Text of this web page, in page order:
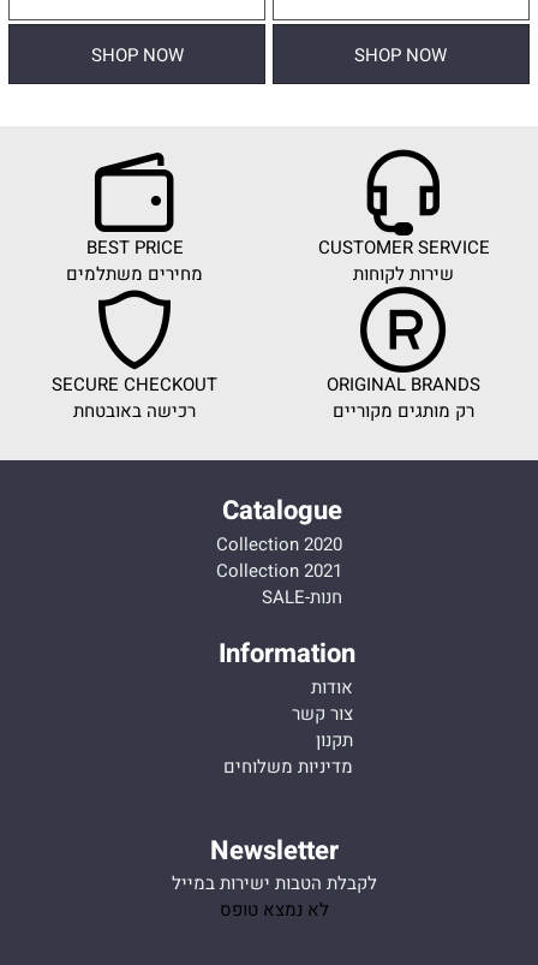
SHOP NOW
SHOP NOW
CUSTOMER SERVICE
שירות לקוחות
BEST PRICE
מחירים משתלמים
ORIGINAL BRANDS
רק מותגים מקוריים
SECURE CHECKOUT
רכישה באובטחת
Catalogue
Collection 2020
Collection 2021
חנות-SALE
Information
אודות
צור קשר
תקנון
מדיניות משלוחים
Newsletter
לקבלת הטבות ישירות במייל
לא נמצא טופס